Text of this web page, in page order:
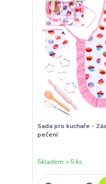
Sada pro kuchaře -
pečení
Skladem > 5 ks